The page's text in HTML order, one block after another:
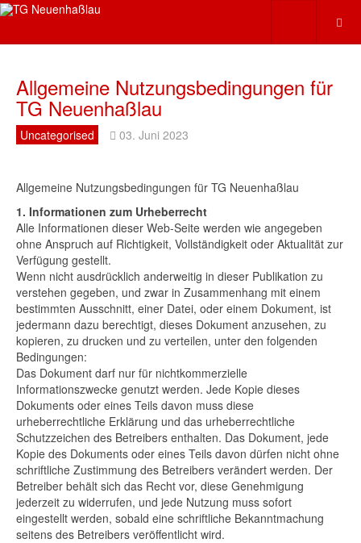
Allgemeine Nutzungsbedingungen für
TG Neuenhaßlau
Uncategorised 03. Juni 2023
Allgemeine Nutzungsbedingungen für TG Neuenhaßlau
1. Informationen zum Urheberrecht
Alle Informationen dieser Web-Seite werden wie angegeben
ohne Anspruch auf Richtigkeit, Vollständigkeit oder Aktualität zur
Verfügung gestellt.
Wenn nicht ausdrücklich anderweitig in dieser Publikation zu
verstehen gegeben, und zwar in Zusammenhang mit einem
bestimmten Ausschnitt, einer Datei, oder einem Dokument, ist
jedermann dazu berechtigt, dieses Dokument anzusehen, zu
kopieren, zu drucken und zu verteilen, unter den folgenden
Bedingungen:
Das Dokument darf nur für nichtkommerzielle
Informationszwecke genutzt werden. Jede Kopie dieses
Dokuments oder eines Teils davon muss diese
urheberrechtliche Erklärung und das urheberrechtliche
Schutzzeichen des Betreibers enthalten. Das Dokument, jede
Kopie des Dokuments oder eines Teils davon dürfen nicht ohne
schriftliche Zustimmung des Betreibers verändert werden. Der
Betreiber behält sich das Recht vor, diese Genehmigung
jederzeit zu widerrufen, und jede Nutzung muss sofort
eingestellt werden, sobald eine schriftliche Bekanntmachung
seitens des Betreibers veröffentlicht wird.